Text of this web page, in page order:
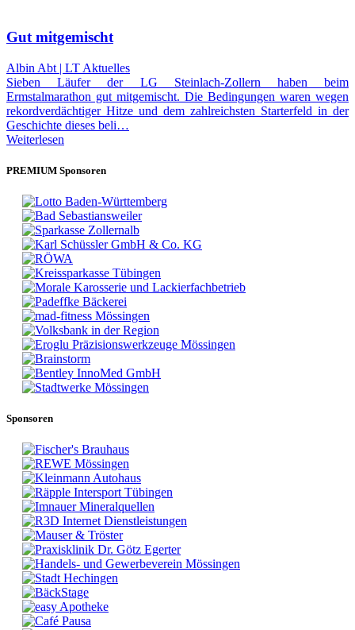
Gut mitgemischt
Albin Abt | LT Aktuelles
Sieben Läufer der LG Steinlach-Zollern haben beim
Ermstalmarathon gut mitgemischt. Die Bedingungen waren wegen
rekordverdächtiger Hitze und dem zahlreichsten Starterfeld in der
Geschichte dieses beli…
Weiterlesen
PREMIUM Sponsoren
Sponsoren